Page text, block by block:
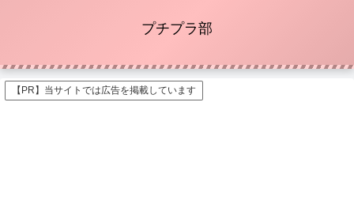
プチプラ部
【PR】当サイトでは広告を掲載しています